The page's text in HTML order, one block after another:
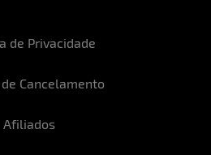
de Privacidade
Cancelamento
Afiliados